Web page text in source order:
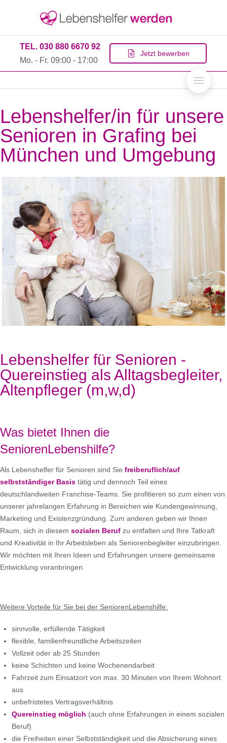
TEL. 030 880 6670 92
Mo. - Fr. 09:00 - 17:00
Jetzt bewerben
Lebenshelfer/in für unsere
Senioren in Grafing bei
München und Umgebung
Lebenshelfer für Senioren -
Quereinstieg als Alltagsbegleiter,
Altenpfleger (m,w,d)
Was bietet Ihnen die
SeniorenLebenshilfe?
Als Lebenshelfer für Senioren sind Sie freiberuflich/auf
selbstständiger Basis tätig und dennoch Teil eines
deutschlandweiten Franchise-Teams. Sie profitieren so zum einen von
unserer jahrelangen Erfahrung in Bereichen wie Kundengewinnung,
Marketing und Existenzgründung. Zum anderen geben wir Ihnen
Raum, sich in diesem sozialen Beruf zu entfalten und Ihre Tatkraft
und Kreativität in Ihr Arbeitsleben als Seniorenbegleiter einzubringen.
Wir möchten mit Ihren Ideen und Erfahrungen unsere gemeinsame
Entwicklung voranbringen.
Weitere Vorteile für Sie bei der SeniorenLebenshilfe:
sinnvolle, erfüllende Tätigkeit
flexible, familienfreundliche Arbeitszeiten
Vollzeit oder ab 25 Stunden
keine Schichten und keine Wochenendarbeit
Fahrzeit zum Einsatzort von max. 30 Minuten von Ihrem Wohnort
aus
unbefristetes Vertragsverhältnis
Quereinstieg möglich (auch ohne Erfahrungen in einem sozialen
Beruf)
die Freiheiten einer Selbstständigkeit und die Absicherung eines